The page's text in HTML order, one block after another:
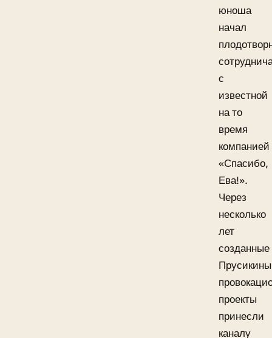
юноша
начал
с
известной
на то
время
компанией
«Спасибо,
Ева!».
Через
несколько
лет
созданные
проекты
принесли
каналу